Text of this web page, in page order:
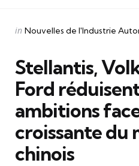
Categories
Posted
in Nouvelles de l'Industrie
Stellantis,
Ford
ambitions
croissante du
chinois